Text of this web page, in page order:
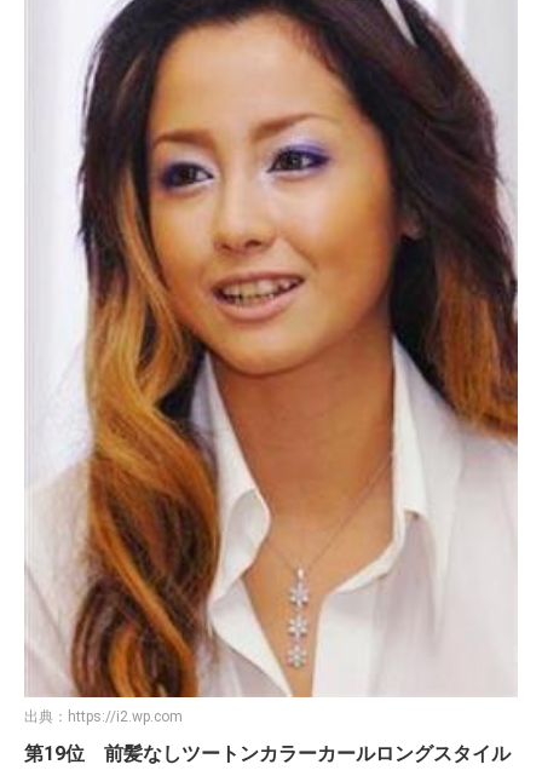
出典： https://i2.wp.com
第19位 前髪なしツートンカラーカールロングスタイル